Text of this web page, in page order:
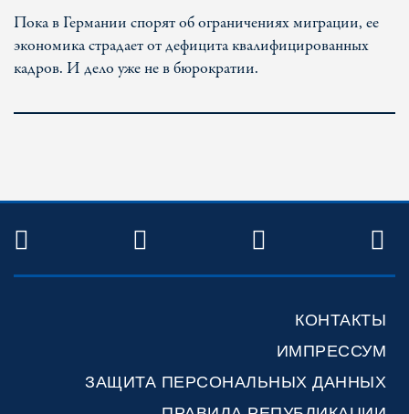
Пока в Германии спорят об ограничениях миграции, ее
экономика страдает от дефицита квалифицированных
кадров. И дело уже не в бюрократии.
TWITTER FACEBOOKYOUTUBE
КОНТАКТЫ
ИМПРЕССУМ
ЗАЩИТА ПЕРСОНАЛЬНЫХ ДАННЫХ